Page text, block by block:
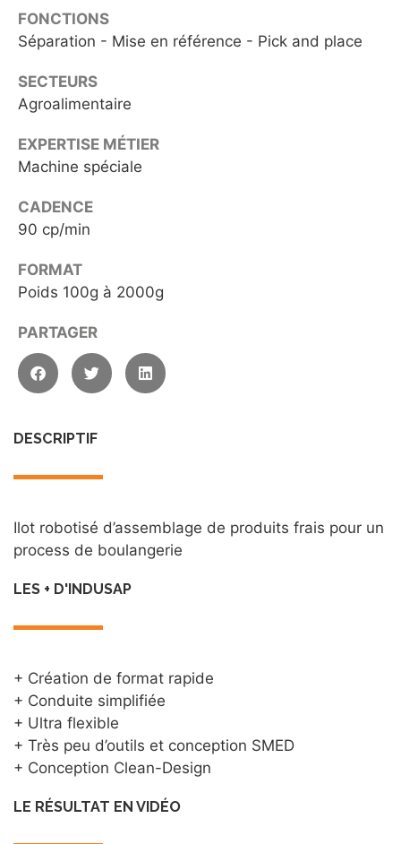
FONCTIONS
Séparation - Mise en référence - Pick and place
SECTEURS
Agroalimentaire
EXPERTISE MÉTIER
Machine spéciale
CADENCE
90 cp/min
FORMAT
Poids 100g à 2000g
PARTAGER
DESCRIPTIF
Ilot robotisé d’assemblage de produits frais pour un
process de boulangerie
LES + D'INDUSAP
+ Création de format rapide
+ Conduite simplifiée
+ Ultra flexible
+ Très peu d’outils et conception SMED
+ Conception Clean-Design
LE RÉSULTAT EN VIDÉO